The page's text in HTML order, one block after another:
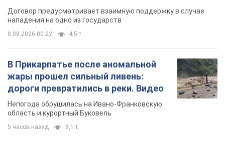
Договор предусматривает взаимную поддержку в случае
нападения на одно из государств
8.08.2026 00:22 4,5 т.
В Прикарпатье после аномальной
жары прошел сильный ливень:
дороги превратились в реки. Видео
Непогода обрушилась на Ивано-Франковскую
область и курортный Буковель
5 часов назад 8,1 т.